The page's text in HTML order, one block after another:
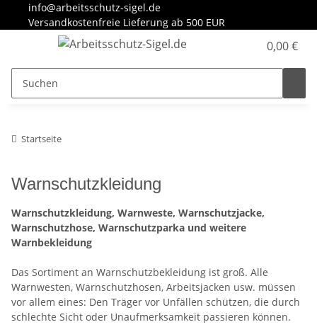
info@arbeitsschutz-sigel.de
Versandkostenfreie Lieferung ab 500 EUR
0,00 €
Startseite
Warnschutzkleidung
Warnschutzkleidung, Warnweste, Warnschutzjacke,
Warnschutzhose, Warnschutzparka und weitere
Warnbekleidung
Das Sortiment an Warnschutzbekleidung ist groß. Alle
Warnwesten, Warnschutzhosen, Arbeitsjacken usw. müssen
vor allem eines: Den Träger vor Unfällen schützen, die durch
schlechte Sicht oder Unaufmerksamkeit passieren können.